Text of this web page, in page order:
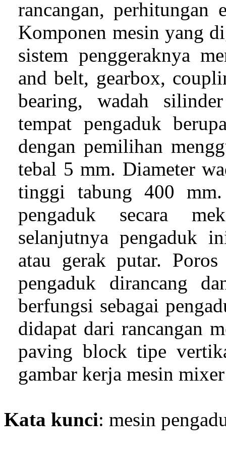
rancangan, perhitungan
Komponen mesin yang
sistem penggeraknya
and belt, gearbox,
bearing, wadah
tempat pengaduk
dengan pemilihan
tebal 5 mm. Diameter
tinggi tabung 400
pengaduk secara
selanjutnya pengaduk
atau gerak putar.
pengaduk dirancang
berfungsi sebagai
didapat dari rancangan
paving block tipe
gambar kerja mesin mixer
Kata kunci: mesin